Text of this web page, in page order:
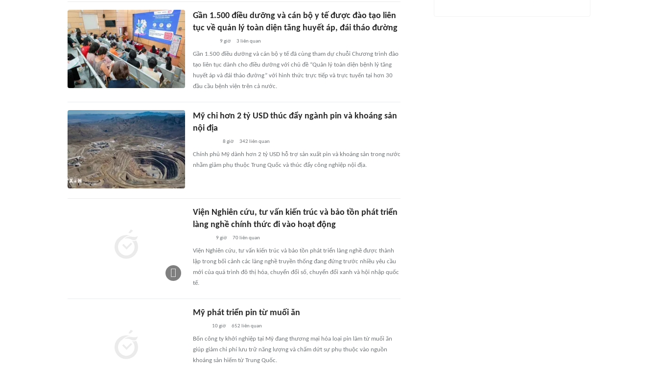
Gần 1.500 điều dưỡng và cán bộ y tế được đào tạo liên
tục về quản lý toàn diện tăng huyết áp, đái tháo đường
9 giờ 3 liên quan
Gần 1.500 điều dưỡng và cán bộ y tế đã cùng tham dự chuỗi Chương trình đào
tạo liên tục dành cho điều dưỡng với chủ đề “Quản lý toàn diện bệnh lý tăng
huyết áp và đái tháo đường” với hình thức trực tiếp và trực tuyến tại hơn 30
đầu cầu bệnh viện trên cả nước.
Mỹ chi hơn 2 tỷ USD thúc đẩy ngành pin và khoáng sản
nội địa
8 giờ 342 liên quan
Chính phủ Mỹ dành hơn 2 tỷ USD hỗ trợ sản xuất pin và khoáng sản trong nước
nhằm giảm phụ thuộc Trung Quốc và thúc đẩy công nghiệp nội địa.
Viện Nghiên cứu, tư vấn kiến trúc và bảo tồn phát triển
làng nghề chính thức đi vào hoạt động
9 giờ 70liên quan
Viện Nghiên cứu, tư vấn kiến trúc và bảo tồn phát triển làng nghề được thành
lập trong bối cảnh các làng nghề truyền thống đang đứng trước nhiều yêu cầu
mới của quá trình đô thị hóa, chuyển đổi số, chuyển đổi xanh và hội nhập quốc
tế.
Mỹ phát triển pin từ muối ăn
10 giờ 652 liên quan
Bốn công ty khởi nghiệp tại Mỹ đang thương mại hóa loại pin làm từ muối ăn
giúp giảm chi phí lưu trữ năng lượng và chấm dứt sự phụ thuộc vào nguồn
khoáng sản hiếm từ Trung Quốc.